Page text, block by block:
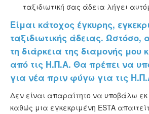
ταξιδιωτική σας άδεια λήγει
Είμαι κάτοχος έγκυρης,
ταξιδιωτικής άδειας. Ωστόσο,
τη διάρκεια της διαμονής μου
από τις Η.Π.Α. Θα πρέπει να
για νέα πριν φύγω για τις
Δεν είναι απαραίτητο να υποβάλω εκ
καθώς μια εγκεκριμένη ESTA